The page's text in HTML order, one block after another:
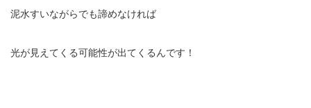
泥水すいながらでも諦めなければ
光が見えてくる可能性が出てくるんです！